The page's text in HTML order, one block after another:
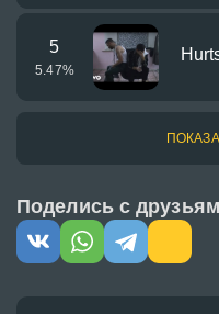
5
5.47%
Поделись с